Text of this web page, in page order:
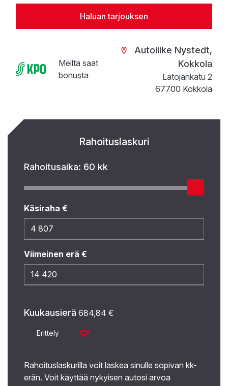
Haluan tarjouksen
Meiltä saat
bonusta
Autoliike Nystedt,
Kokkola
Latojankatu 2
67700 Kokkola
Rahoituslaskuri
Rahoitusaika: 60 kk
Käsiraha €
Viimeinen erä €
Kuukausierä 684,84 €
Erittely
Rahoituslaskurilla voit laskea sinulle sopivan kk-
erän. Voit käyttää nykyisen autosi arvoa